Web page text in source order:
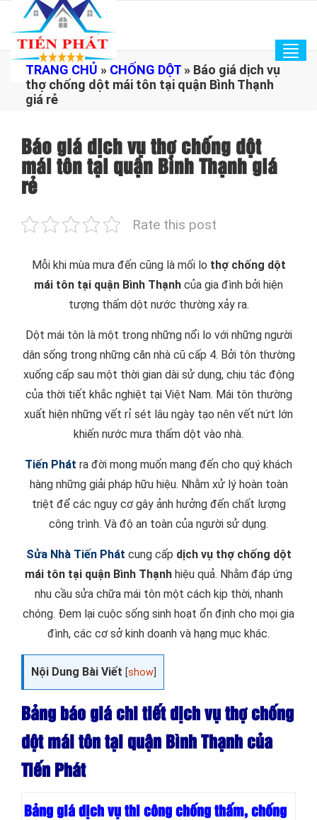
TRANG CHỦ » CHỐNG DỘT » Báo giá dịch vụ
thợ chống dột mái tôn tại quận Bình Thạnh
giá rẻ
Báo giá dịch vụ thợ chống dột
mái tôn tại quận Bình Thạnh giá
rẻ
Rate this post
Mỗi khi mùa mưa đến cũng là mối lo thợ chống dột
mái tôn tại quận Bình Thạnh của gia đình bởi hiện
tượng thấm dột nước thường xảy ra.
Dột mái tôn là một trong những nổi lo với những người
dân sống trong những căn nhà cũ cấp 4. Bởi tôn thường
xuống cấp sau một thời gian dài sử dụng, chịu tác động
của thời tiết khắc nghiệt tại Việt Nam. Mái tôn thường
xuất hiện những vết rỉ sét lâu ngày tạo nên vết nứt lớn
khiến nước mưa thấm dột vào nhà.
Tiến Phát ra đời mong muốn mang đến cho quý khách
hàng những giải pháp hữu hiệu. Nhằm xử lý hoàn toàn
triệt để các nguy cơ gây ảnh hưởng đến chất lượng
công trình. Và độ an toàn của người sử dụng.
Sửa Nhà Tiến Phát cung cấp dịch vụ thợ chống dột
mái tôn tại quận Bình Thạnh hiệu quả. Nhằm đáp ứng
nhu cầu sửa chữa mái tôn một cách kịp thời, nhanh
chóng. Đem lại cuộc sống sinh hoạt ổn định cho mọi gia
đình, các cơ sở kinh doanh và hạng mục khác.
Nội Dung Bài Viết [show
Bảng báo giá chi tiết dịch vụ thợ chống
dột mái tôn tại quận Bình Thạnh của
Tiến Phát
Bảng giá dịch vụ thi công chống thấm, chống